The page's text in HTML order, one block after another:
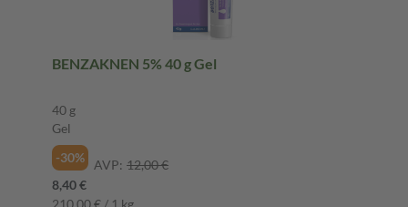
BENZAKNEN 5% 40 g Gel
40 g
Gel
-30%
AVP: 12,00 €
8,40 €
210,00 € / 1 kg